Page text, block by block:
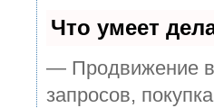
Что умеет
— Продвижение в
запросов,